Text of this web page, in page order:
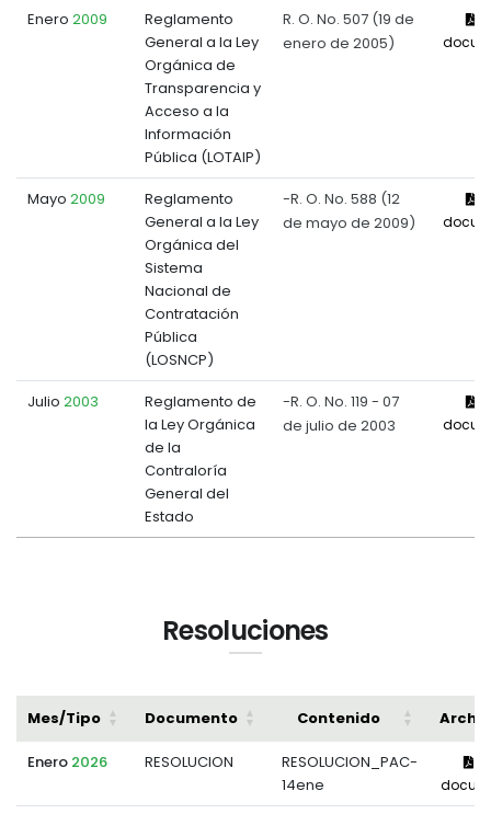
Enero 2009
Reglamento
General a la Ley
Orgánica de
Transparencia y
Acceso a la
Información
Pública (LOTAIP)
R. O. No. 507 (19 de
enero de 2005)
Mayo 2009
Reglamento
General a la Ley
Orgánica del
Sistema
Nacional de
Contratación
Pública
(LOSNCP)
-R. O. No. 588 (12
de mayo de 2009)
Julio 2003
Reglamento de
la Ley Orgánica
de la
Contraloría
General del
Estado
-R. O. No. 119 - 07
de julio de 2003
Resoluciones
Mes/Tipo Documento Contenido
Enero 2026 RESOLUCION
RESOLUCION_PAC-
14ene